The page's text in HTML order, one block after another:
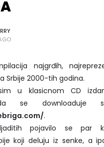
najgrđih,
Srbije 2000-tih godina.
u klasicnom CD
se downloaduje
.
pojavilo se par
koji deluju iz senke, a